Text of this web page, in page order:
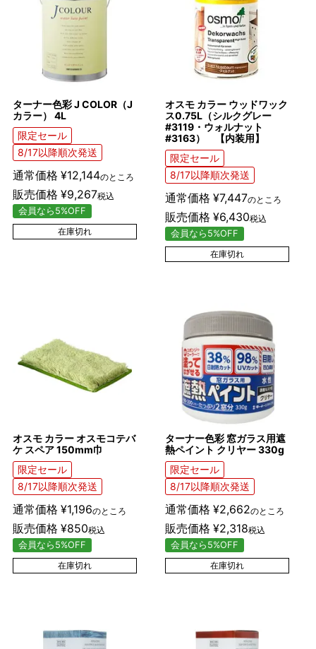
ターナー色彩 J COLOR（J
カラー） 4L
限定セール
8/17以降順次発送
通常価格 ¥12,144のところ
販売価格 ¥9,267税込
会員なら5%OFF
在庫切れ
オスモ カラー ウッドワック
ス0.75L（シルクグレー
#3119・ウォルナット
#3163） 【内装用】
限定セール
8/17以降順次発送
通常価格 ¥7,447のところ
販売価格 ¥6,430税込
会員なら5%OFF
在庫切れ
オスモ カラー オスモコテバ
ケ スペア 150mm巾
限定セール
8/17以降順次発送
通常価格 ¥1,196のところ
販売価格 ¥850税込
会員なら5%OFF
在庫切れ
ターナー色彩 窓ガラス用遮
熱ペイント クリヤー 330g
限定セール
8/17以降順次発送
通常価格 ¥2,662のところ
販売価格 ¥2,318税込
会員なら5%OFF
在庫切れ